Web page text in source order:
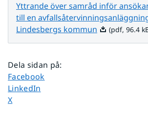
Yttrande över samråd inför
till en
Lindesbergs kommun Pdf, 96.4 kB.
(pdf, 96.4
Dela sidan på:
Dela sidan på
Facebook
Dela sidan på
LinkedIn
Dela sidan på
X